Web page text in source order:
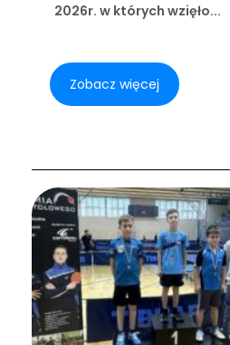
2026r. w których wzięło...
Zobacz więcej